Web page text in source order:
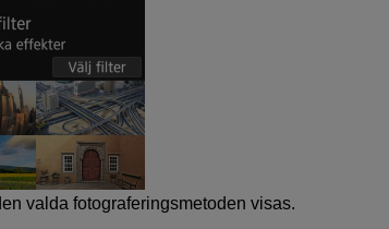
valda fotograferingsmetoden visas.